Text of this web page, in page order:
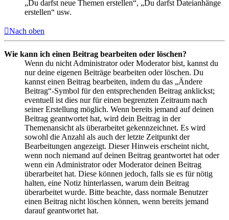
„Du darfst neue Themen erstellen“, „Du darfst Dateianhänge
erstellen“ usw.
Nach oben
Wie kann ich einen Beitrag bearbeiten oder löschen?
Wenn du nicht Administrator oder Moderator bist, kannst du
nur deine eigenen Beiträge bearbeiten oder löschen. Du
kannst einen Beitrag bearbeiten, indem du das „Ändere
Beitrag“-Symbol für den entsprechenden Beitrag anklickst;
eventuell ist dies nur für einen begrenzten Zeitraum nach
seiner Erstellung möglich. Wenn bereits jemand auf deinen
Beitrag geantwortet hat, wird dein Beitrag in der
Themenansicht als überarbeitet gekennzeichnet. Es wird
sowohl die Anzahl als auch der letzte Zeitpunkt der
Bearbeitungen angezeigt. Dieser Hinweis erscheint nicht,
wenn noch niemand auf deinen Beitrag geantwortet hat oder
wenn ein Administrator oder Moderator deinen Beitrag
überarbeitet hat. Diese können jedoch, falls sie es für nötig
halten, eine Notiz hinterlassen, warum dein Beitrag
überarbeitet wurde. Bitte beachte, dass normale Benutzer
einen Beitrag nicht löschen können, wenn bereits jemand
darauf geantwortet hat.